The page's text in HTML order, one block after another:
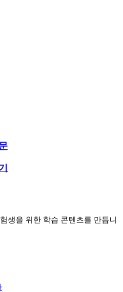
생을 위한 학습 콘텐츠를 만듭니